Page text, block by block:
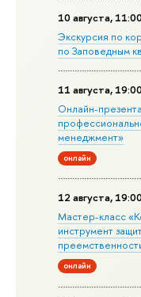
10 августа,
Экскурсия по
по Заповедным
11 августа,
Онлайн-
менеджмент»
онлайн
12 августа,
Мастер-класс
инструмент
онлайн